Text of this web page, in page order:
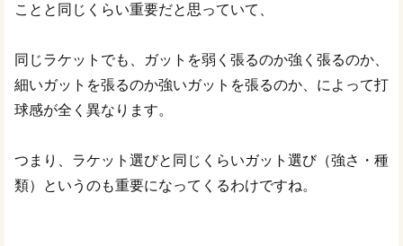
ことと同じくらい重要だと思っていて、
同じラケットでも、ガットを弱く張るのか強く張るのか、
細いガットを張るのか強いガットを張るのか、によって打
球感が全く異なります。
つまり、ラケット選びと同じくらいガット選び（強さ・種
類）というのも重要になってくるわけですね。